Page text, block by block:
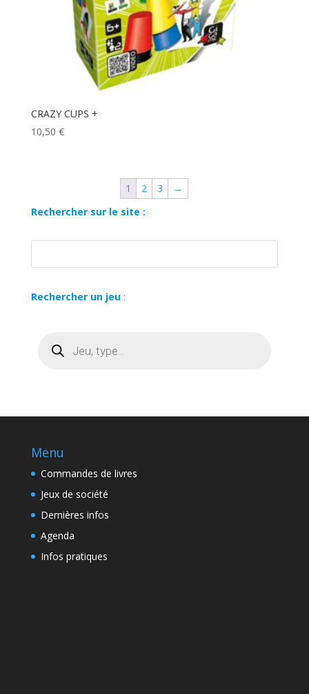
CRAZY CUPS +
10,50 €
1 2 3
→
Rechercher sur le site :
Rechercher un jeu:
produits
Menu
Commandes de livres
Jeux de société
Dernières infos
Agenda
Infos pratiques